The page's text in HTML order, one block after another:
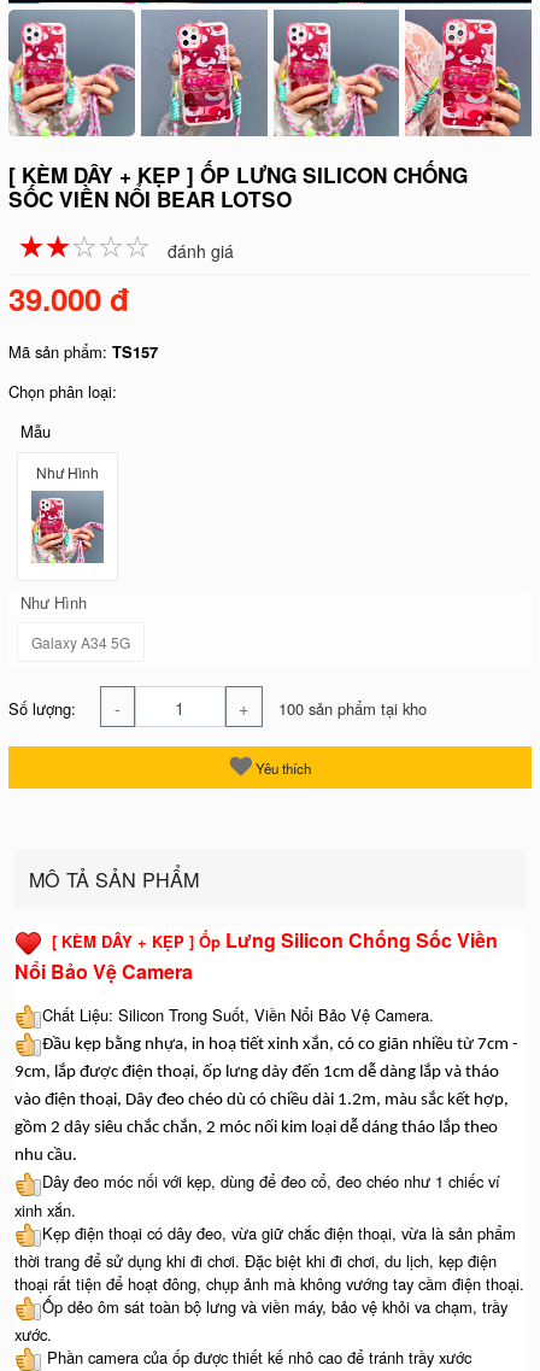
[ KÈM DÂY + KẸP ] ỐP LƯNG SILICON CHỐNG
SỐC VIỀN NỔI BEAR LOTSO
☆☆☆☆☆
★★★★★ đánh giá
39.000 đ
Mã sản phẩm:TS157
Chọn phân loại:
Mẫu
Như Hình
Như Hình
Galaxy A34 5G
Số lượng: - + 100 sản phẩm tại kho
Yêu thích
MÔ TẢ SẢN PHẨM
[ KÈM DÂY + KẸP ] ỐpLưng Silicon Chống Sốc Viền
Nổi Bảo Vệ Camera
Chất Liệu: Silicon Trong Suốt, Viền Nổi Bảo Vệ Camera.
Đầu kẹp bằng nhựa, in hoạ tiết xinh xắn, có co giãn nhiều từ 7cm -
9cm, lắp được điện thoại, ốp lưng dày đến 1cm dễ dàng lắp và tháo
vào điện thoại, Dây đeo chéo dù có chiều dài 1.2m, màu sắc kết hợp,
gồm 2 dây siêu chắc chắn, 2 móc nối kim loại dễ dáng tháo lắp theo
nhu cầu.
Dây đeo móc nối với kẹp, dùng để đeo cổ, đeo chéo như 1 chiếc ví
xinh xắn.
Kẹp điện thoại có dây đeo, vừa giữ chắc điện thoại, vừa là sản phẩm
thời trang để sử dụng khi đi chơi. Đặc biệt khi đi chơi, du lịch, kẹp điện
thoại rất tiện để hoạt đông, chụp ảnh mà không vướng tay cầm điện thoại.
Ốp dẻo ôm sát toàn bộ lưng và viền máy, bảo vệ khỏi va chạm, trầy
xước.
Phần camera của ốp được thiết kế nhô cao để tránh trầy xước